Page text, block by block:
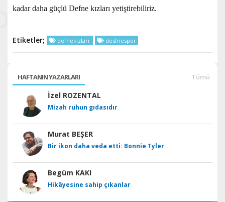
kadar daha güçlü Defne kızları yetiştirebiliriz.
Etiketler; defnekızları desfnespor
HAFTANIN YAZARLARI Tümü
İzel ROZENTAL
Mizah ruhun gıdasıdır
Murat BEŞER
Bir ikon daha veda etti: Bonnie Tyler
Begüm KAKI
Hikâyesine sahip çıkanlar